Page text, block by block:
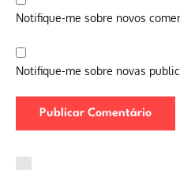
Notifique-me sobre novos
Notifique-me sobre novas